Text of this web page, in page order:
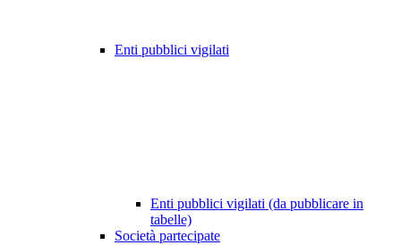
Enti pubblici vigilati
Enti pubblici vigilati (da pubblicare in
tabelle)
Società partecipate